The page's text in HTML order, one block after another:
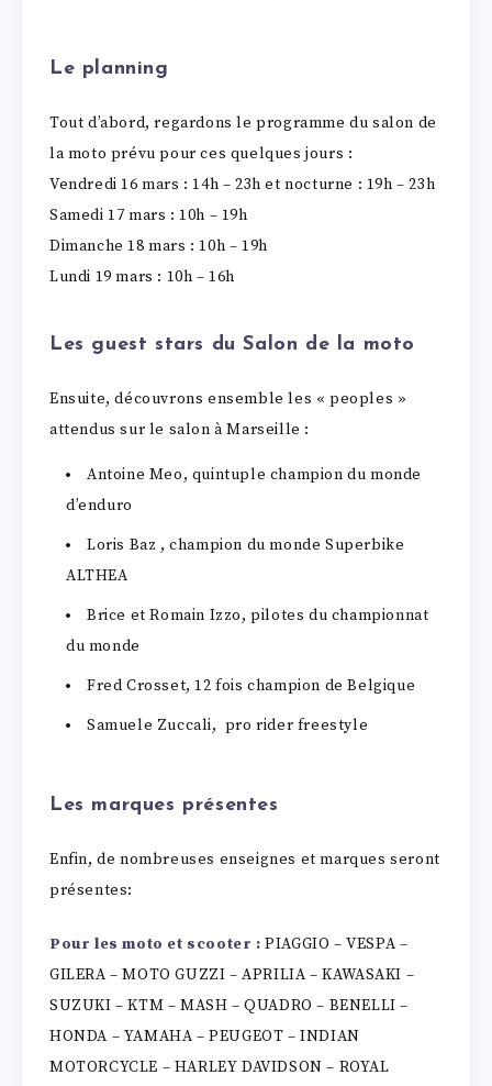
Le planning
Tout d’abord, regardons le programme du salon de
la moto prévu pour ces quelques jours :
Vendredi 16 mars : 14h – 23h et nocturne : 19h – 23h
Samedi 17 mars : 10h – 19h
Dimanche 18 mars : 10h – 19h
Lundi 19 mars : 10h – 16h
Les guest stars du Salon de la moto
Ensuite, découvrons ensemble les « peoples »
attendus sur le salon à Marseille :
Antoine Meo, quintuple champion du monde
d’enduro
Loris Baz , champion du monde Superbike
ALTHEA
Brice et Romain Izzo, pilotes du championnat
du monde
Fred Crosset, 12 fois champion de Belgique
Samuele Zuccali, pro rider freestyle
Les marques présentes
Enfin, de nombreuses enseignes et marques seront
présentes:
Pour les moto et scooter : PIAGGIO – VESPA –
GILERA – MOTO GUZZI – APRILIA – KAWASAKI –
SUZUKI – KTM – MASH – QUADRO – BENELLI –
HONDA – YAMAHA – PEUGEOT – INDIAN
MOTORCYCLE – HARLEY DAVIDSON – ROYAL